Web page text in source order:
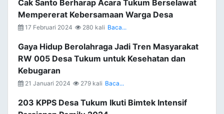
Cak Santo Berharap Acara Tukum Berselawat
Mempererat Kebersamaan Warga Desa
17 Februari 2024 280 kali Baca...
Gaya Hidup Berolahraga Jadi Tren Masyarakat
RW 005 Desa Tukum untuk Kesehatan dan
Kebugaran
21 Januari 2024 279 kali Baca...
203 KPPS Desa Tukum Ikuti Bimtek Intensif